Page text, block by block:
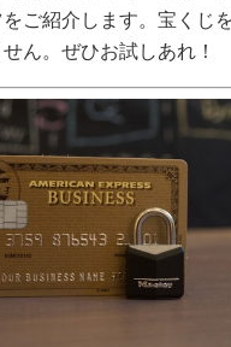
ッション
結婚/離婚
/健康
クスタイル
ご紹介します。宝くじ
ん。ぜひお試しあれ！